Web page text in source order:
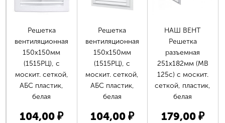
Решетка
вентиляционная
150х150мм
(1515РЦ), с
москит. сеткой,
АБС пластик,
белая
104,00 ₽
Решетка
вентиляционная
150х150мм
(1515РЦ), с
москит. сеткой,
АБС пластик,
белая
104,00 ₽
НАШ ВЕНТ
Решетка
разъемная
251х182мм (MB
125c) с москит.
сеткой, пластик,
белая
179,00 ₽